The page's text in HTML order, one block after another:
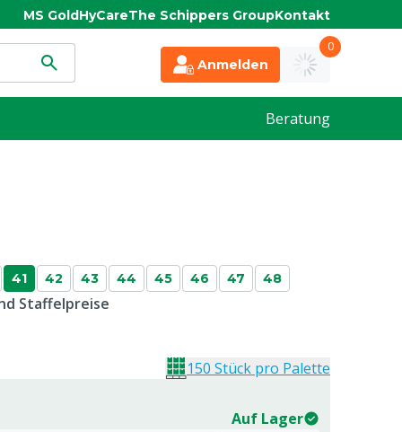
MS GoldHyCareThe Schippers GroupKontakt
Anmelden
0
Beratung
41 42 43 44 45 46 47 48
Auf Lager
Staffelpreise
150 Stück pro Palette